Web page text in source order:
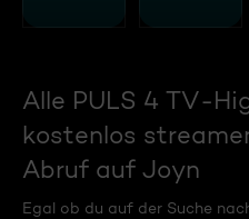
Alle PULS 4 TV-
kostenlos
Abruf auf Joyn
Egal ob du auf der Suche